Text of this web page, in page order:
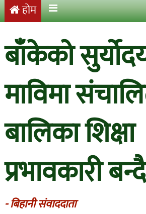
होम
बाँकेको
माविमा
बालिका शिक्षा
प्रभावकारी बन्दै
- बिहानी संवाददाता